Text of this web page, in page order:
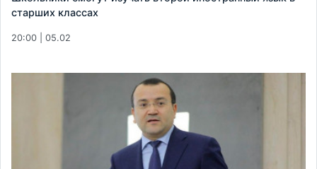
старших классах
20:00 | 05.02